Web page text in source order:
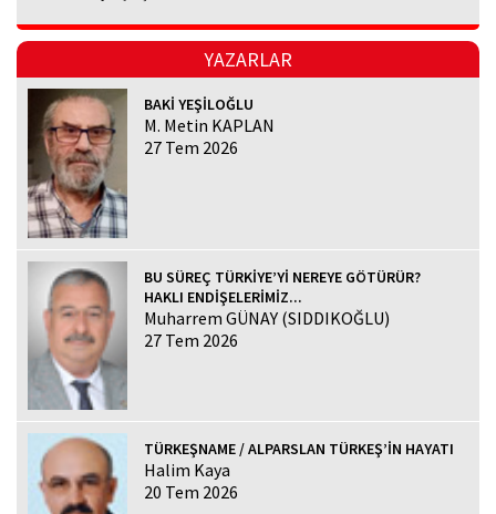
YAZARLAR
BAKİ YEŞİLOĞLU
M. Metin KAPLAN
27 Tem 2026
BU SÜREÇ TÜRKİYE’Yİ NEREYE GÖTÜRÜR?
HAKLI ENDİŞELERİMİZ...
Muharrem GÜNAY (SIDDIKOĞLU)
27 Tem 2026
TÜRKEŞNAME / ALPARSLAN TÜRKEŞ’İN HAYATI
Halim Kaya
20 Tem 2026